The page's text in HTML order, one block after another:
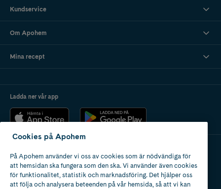
Kundservice
Om Apohem
Mina recept
Ladda ner vår app
Apotek med tillstånd
av Läkemedelsverket
Cookies på Apohem
På Apohem använder vi oss av cookies som är nödvändiga för
att hemsidan ska fungera som den ska. Vi använder även cookies
för funktionalitet, statistik och marknadsföring. Det hjälper oss
att följa och analysera beteenden på vår hemsida, så att vi kan